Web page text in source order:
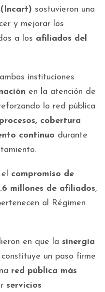
(Incart) sostuvieron una
y mejorar los
a los afiliados del
instituciones
en la atención de
la red pública
cobertura
continuo durante
compromiso de
millones de afiliados,
al Régimen
en que la sinergia
constituye un paso firme
red pública más
servicios